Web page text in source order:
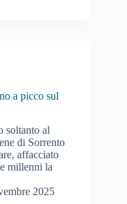
a picco sul
soltanto al
di Sorrento
affacciato
millenni la
2025